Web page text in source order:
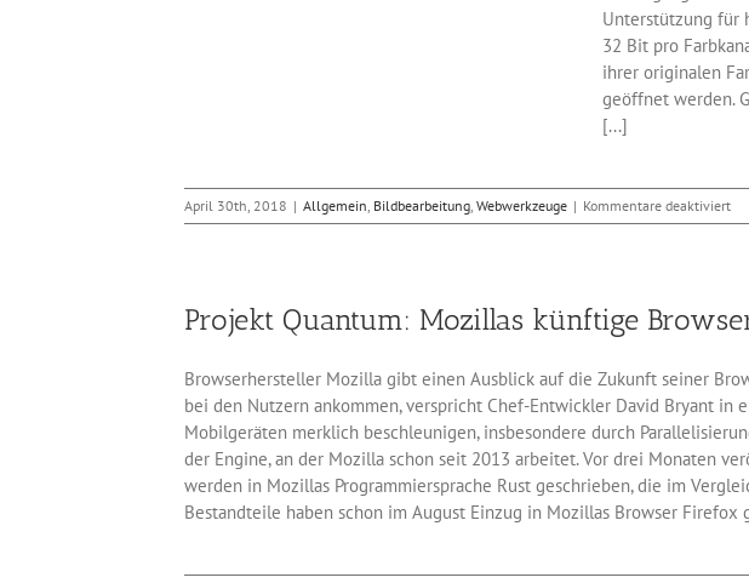
Unterstützung für
32 Bit pro
ihrer originalen
geöffnet werden.
[...]
April 30th, 2018 | Allgemein, Bildbearbeitung, Webwerkzeuge | Kommentare deaktiviertfür
Die
2.1
ist
Projekt Quantum: Mozillas künftige
Browserhersteller Mozilla gibt einen Ausblick auf die Zukunft seiner
bei den Nutzern ankommen, verspricht Chef-Entwickler David Bryant in
Mobilgeräten merklich beschleunigen, insbesondere durch
der Engine, an der Mozilla schon seit 2013 arbeitet. Vor drei Monaten
werden in Mozillas Programmiersprache Rust geschrieben, die im
Bestandteile haben schon im August Einzug in Mozillas Browser Firefox